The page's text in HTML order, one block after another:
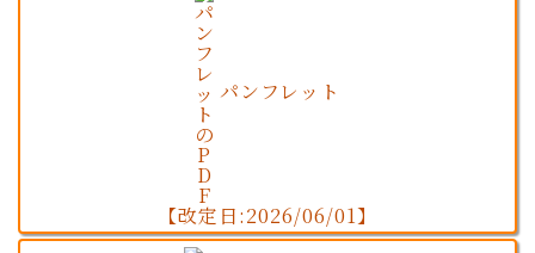
パンフレット
【改定日:2026/06/01】